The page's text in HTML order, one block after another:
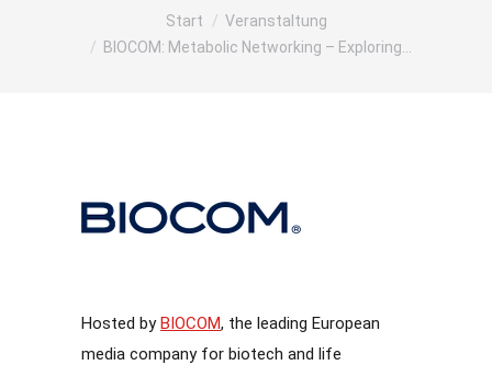
Sie befinden sich hier:Start
Veranstaltung
BIOCOM: Metabolic Networking – Exploring…
Hosted byBIOCOM, the leading European
media company for biotech and life